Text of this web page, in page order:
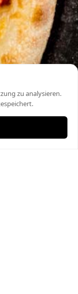
zu analysieren.